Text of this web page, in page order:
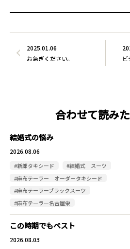
2025.01.06
お急ぎください。
合わせて読み
結婚式の悩み
2026.08.06
#新郎タキシード
#結婚式 スーツ
#麻布テーラー オーダータキシード
#麻布テーラーブラックスーツ
#麻布テーラー名古屋栄
この時期でもベスト
2026.08.03